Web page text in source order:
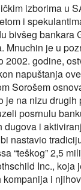
izborima u
i
bivšeg bankara
Mnuchin je u
2002. godine,
napuštanja
Sorošem
je na nizu
posrnulu
i
nastavio
“teškog” 2,5
Inc.,
i